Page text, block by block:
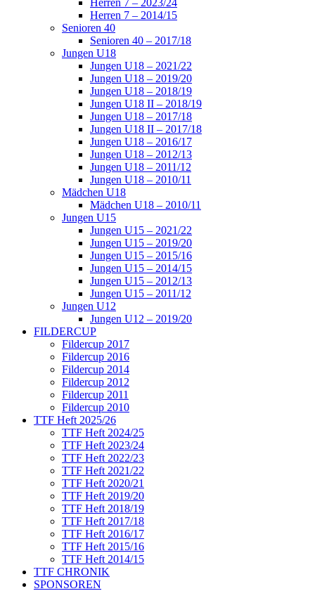
Herren 7 – 2023/24
Herren 7 – 2014/15
Senioren 40
Senioren 40 – 2017/18
Jungen U18
Jungen U18 – 2021/22
Jungen U18 – 2019/20
Jungen U18 – 2018/19
Jungen U18 II – 2018/19
Jungen U18 – 2017/18
Jungen U18 II – 2017/18
Jungen U18 – 2016/17
Jungen U18 – 2012/13
Jungen U18 – 2011/12
Jungen U18 – 2010/11
Mädchen U18
Mädchen U18 – 2010/11
Jungen U15
Jungen U15 – 2021/22
Jungen U15 – 2019/20
Jungen U15 – 2015/16
Jungen U15 – 2014/15
Jungen U15 – 2012/13
Jungen U15 – 2011/12
Jungen U12
Jungen U12 – 2019/20
FILDERCUP
Fildercup 2017
Fildercup 2016
Fildercup 2014
Fildercup 2012
Fildercup 2011
Fildercup 2010
TTF Heft 2025/26
TTF Heft 2024/25
TTF Heft 2023/24
TTF Heft 2022/23
TTF Heft 2021/22
TTF Heft 2020/21
TTF Heft 2019/20
TTF Heft 2018/19
TTF Heft 2017/18
TTF Heft 2016/17
TTF Heft 2015/16
TTF Heft 2014/15
TTF CHRONIK
SPONSOREN